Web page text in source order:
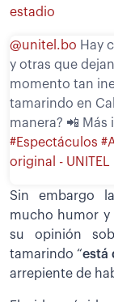
estadio
@unitel.bo Hay
y otras que
momento tan
tamarindo en
manera? 📲
#Espectáculos
original - UNITEL
Sin embargo
mucho humor y
su opinión
tamarindo “está
arrepiente de